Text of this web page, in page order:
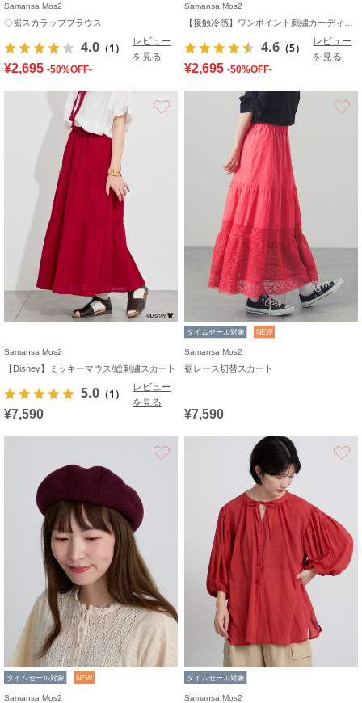
Samansa Mos2
◇裾スカラップブラウス
4.0 （1）
レビュー
を見る
¥2,695 -50%OFF-
Samansa Mos2
4.6 （5）
レビュー
を見る
¥2,695 -50%OFF-
Samansa Mos2
【Disney】ミッキーマウス/総刺繍スカート
5.0 （1）
レビュー
を見る
¥7,590
タイムセール対象 NEW
Samansa Mos2
裾レース切替スカート
¥7,590
タイムセール対象 NEW
Samansa Mos2
タイムセール対象
Samansa Mos2